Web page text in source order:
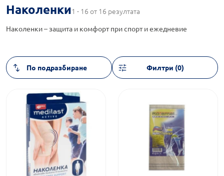
Наколенки1 - 16 от 16 резултата
Наколенки – защита и комфорт при спорт и ежедневие
Филтри (0)